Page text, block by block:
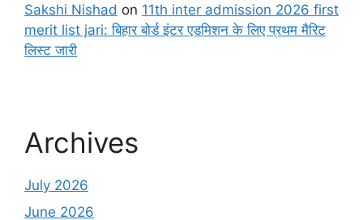
Sakshi Nishad on 11th inter admission 2026 first
merit list jari: बिहार बोर्ड इंटर एडमिशन के लिए प्रथम मैरिट
लिस्ट जारी
Archives
July 2026
June 2026